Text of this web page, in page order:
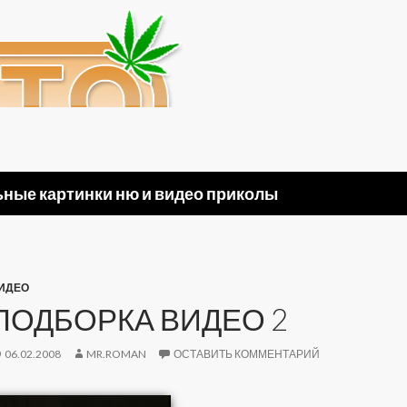
картинки ню и видео приколы
ВИДЕО 2
06.02.2008 MR.ROMAN ОСТАВИТЬ КОММЕНТАРИЙ